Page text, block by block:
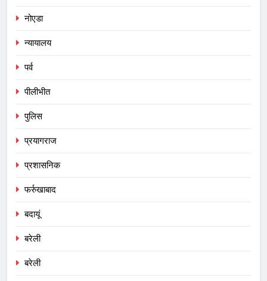
नोएडा
न्यायालय
पर्व
पीलीभीत
पुलिस
प्रयागराज
प्रशासनिक
फर्रुखाबाद
बदायूं
बरेली
बरेली